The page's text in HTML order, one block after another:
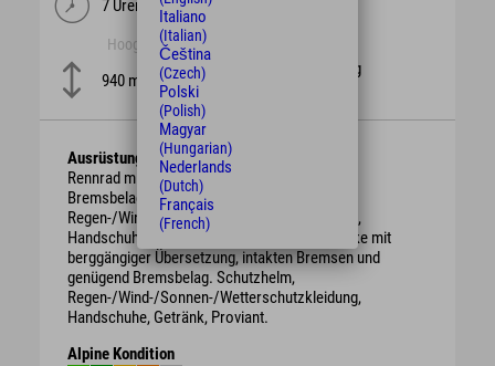
7 Uren
Hoogte
940 m
schwierig
Ausrüstung
Rennrad mit intakten Bremsen und genügend
Bremsbelag. Schutzhelm,
Regen-/Wind-/Sonnen-/Wetterschutzkleidung,
Handschuhe, Getränk, ggf. Proviant. Gravelbike mit
berggängiger Übersetzung, intakten Bremsen und
genügend Bremsbelag. Schutzhelm,
Regen-/Wind-/Sonnen-/Wetterschutzkleidung,
Handschuhe, Getränk, Proviant.
Alpine Kondition
Italiano
(Italian)
Čeština
(Czech)
Polski
(Polish)
Magyar
(Hungarian)
Nederlands
(Dutch)
Français
(French)